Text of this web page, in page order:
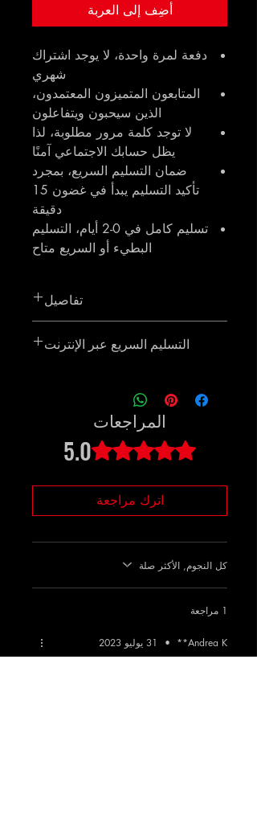
أضِف إلى العربة
دفعة لمرة واحدة، لا يوجد اشتراك
شهري
المتابعون المتميزون المعتمدون،
الذين سيحبون ويتفاعلون
لا توجد كلمة مرور مطلوبة، لذا
يظل حسابك الاجتماعي آمنًا
ضمان التسليم السريع، بمجرد
تأكيد التسليم يبدأ في غضون 15
دقيقة
تسليم كامل في 0-2 أيام، التسليم
البطيء أو السريع متاح
تفاصيل
على تويتر.
التسليم السريع عبر الإنترنت
وقت ممكن وسيتم تسليم الطلب مباشرة
المراجعات
تم التقييم بـ 5 من أصل 5 نجوم. 5.0
اترك مراجعة
كل النجوم, الأكثر صلة
1 مراجعة
Andrea K**
•
31 يوليو 2023